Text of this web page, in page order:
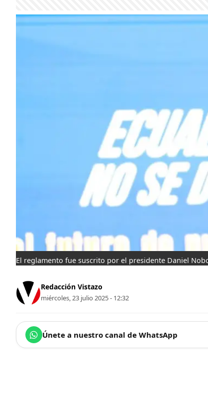
El reglamento fue suscrito por el presidente Daniel
Redacción Vistazo
miércoles, 23 julio 2025 - 12:32
Únete a nuestro canal de WhatsApp